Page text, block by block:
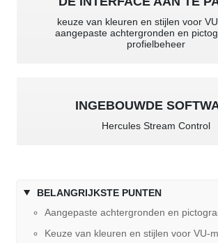
keuze van kleuren en stijlen voor
aangepaste achtergronden en
profielbeheer
INGEBOUWDE
Hercules Stream Control
BELANGRIJKSTE PUNTEN
Aangepaste achtergronden en
Keuze van kleuren en stijlen voor VU-